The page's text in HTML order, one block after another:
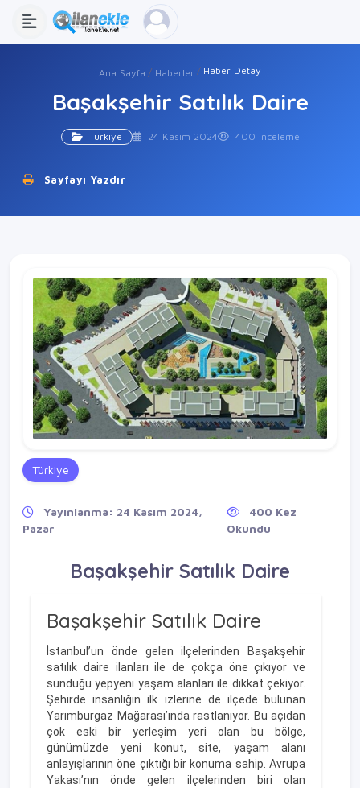
Ana Sayfa Haberler Haber Detay
Başakşehir Satılık Daire
Türkiye 24 Kasım 2024 400 İnceleme
Sayfayı Yazdır
Türkiye
Yayınlanma: 24 Kasım 2024,
Pazar
400 Kez
Okundu
Başakşehir Satılık Daire
Başakşehir Satılık Daire
İstanbul’un önde gelen ilçelerinden Başakşehir
satılık daire ilanları ile de çokça öne çıkıyor ve
sunduğu yepyeni yaşam alanları ile dikkat çekiyor.
Şehirde insanlığın ilk izlerine de ilçede bulunan
Yarımburgaz Mağarası’ında rastlanıyor. Bu açıdan
çok eski bir yerleşim yeri olan bu bölge,
günümüzde yeni konut, site, yaşam alanı
anlayışlarının öne çıktığı bir konuma sahip. Avrupa
Yakası’nın önde gelen ilçelerinden biri olan